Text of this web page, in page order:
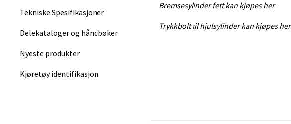
Tekniske Spesifikasjoner
Delekataloger og håndbøker
Nyeste produkter
Kjøretøy identifikasjon
Bremsesylinder fett kan kjøpes her
Trykkbolt til hjulsylinder kan kjøpes her